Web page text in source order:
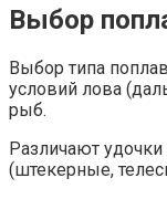
Выбор
Выбор типа
условий лова
рыб.
Различают удочки
(штекерные,